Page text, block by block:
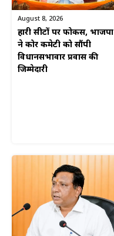
August 8, 2026
हारी सीटों पर फोकस, भाजपा
ने कोर कमेटी को सौंपी
विधानसभावार प्रवास की
जिम्मेदारी